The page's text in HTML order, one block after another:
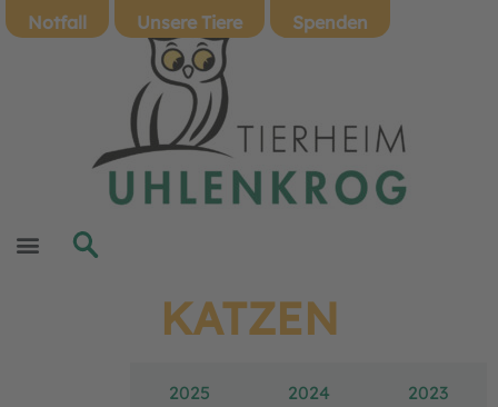
Notfall Unsere Tiere Spenden
KATZEN
2025 2024 2023